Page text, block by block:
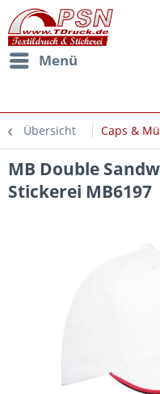
Menü
Übersicht Caps &
MB Double
Stickerei MB6197